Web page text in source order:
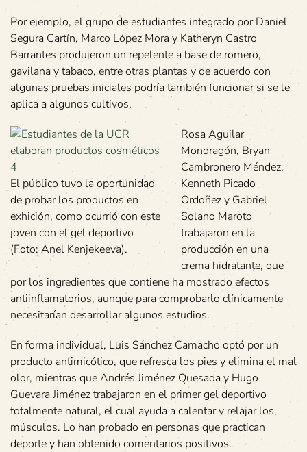
Por ejemplo, el grupo de estudiantes integrado por Daniel
Segura Cartín, Marco López Mora y Katheryn Castro
Barrantes produjeron un repelente a base de romero,
gavilana y tabaco, entre otras plantas y de acuerdo con
algunas pruebas iniciales podría también funcionar si se le
aplica a algunos cultivos.
El público tuvo la oportunidad
de probar los productos en
exhición, como ocurrió con este
joven con el gel deportivo
(Foto: Anel Kenjekeeva).
Rosa Aguilar
Mondragón, Bryan
Cambronero Méndez,
Kenneth Picado
Ordoñez y Gabriel
Solano Maroto
trabajaron en la
producción en una
crema hidratante, que
por los ingredientes que contiene ha mostrado efectos
antiinflamatorios, aunque para comprobarlo clínicamente
necesitarían desarrollar algunos estudios.
En forma individual, Luis Sánchez Camacho optó por un
producto antimicótico, que refresca los pies y elimina el mal
olor, mientras que Andrés Jiménez Quesada y Hugo
Guevara Jiménez trabajaron en el primer gel deportivo
totalmente natural, el cual ayuda a calentar y relajar los
músculos. Lo han probado en personas que practican
deporte y han obtenido comentarios positivos.